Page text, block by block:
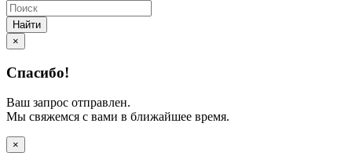
Найти
×
Спасибо!
Ваш запрос отправлен.
Мы свяжемся с вами в ближайшее время.
×